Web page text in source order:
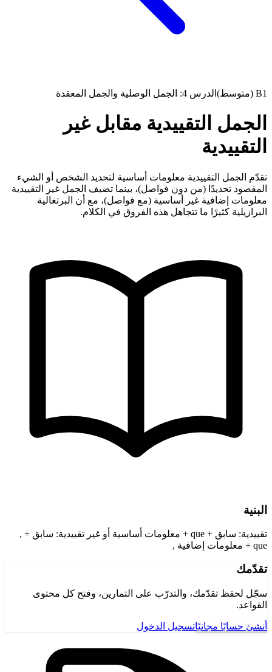
B1 (متوسط) الدرس 4: الجمل الوصلية والجمل المعقدة
الجمل التقييدية مقابل غير
التقييدية
تقدّم الجمل التقييدية معلومات أساسية لتحديد الشخص أو الشيء
المقصود تحديدًا (من دون فواصل)، بينما تضيف الجمل غير التقييدية
معلومات إضافية غير أساسية (مع فواصل)، مع أن البرتغالية
البرازيلية كثيرًا ما تتجاهل هذه الفروق في الكلام.
البنية
تقييدية: سابق + que + معلومات أساسية أو غير تقييدية: سابق + ,
que + معلومات إضافية ,
تقدّمك
سجّل لحفظ تقدّمك، والتدرّب على التمارين، وفتح كل محتوى
القواعد.
أنشئ حسابًا مجانيًاتسجيل الدخول